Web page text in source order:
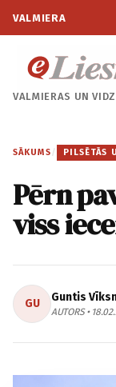
VALMIERA
VALMIERAS UN
SĀKUMS / PILSĒTĀS
Pērn
viss
GU Guntis
AUTORS •